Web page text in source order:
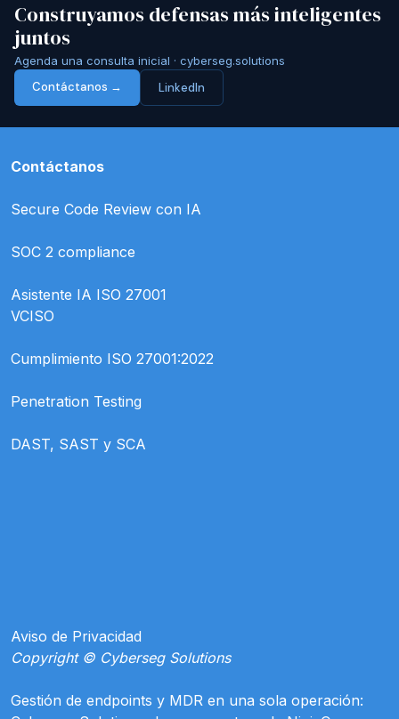
Construyamos defensas más inteligentes
juntos
Agenda una consulta inicial · cyberseg.solutions
Contáctanos → LinkedIn
Contáctanos
Secure Code Review con IA
SOC 2 compliance
Asistente IA ISO 27001
VCISO
Cumplimiento ISO 27001:2022
Penetration Testing
DAST, SAST y SCA
Aviso de Privacidad
Copyright © Cyberseg Solutions
Gestión de endpoints y MDR en una sola operación: